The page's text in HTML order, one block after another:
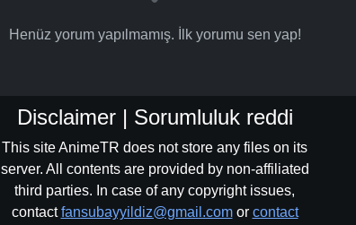
Henüz yorum yapılmamış. İlk yorumu sen yap!
Disclaimer | Sorumluluk reddi
This site AnimeTR does not store any files on its
server. All contents are provided by non-affiliated
third parties. In case of any copyright issues,
contactfansubayyildiz@gmail.comor contact